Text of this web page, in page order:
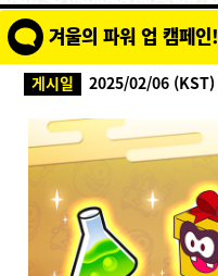
겨울의 파워 업 캠페인!
게시일 2025/02/06 (KST)